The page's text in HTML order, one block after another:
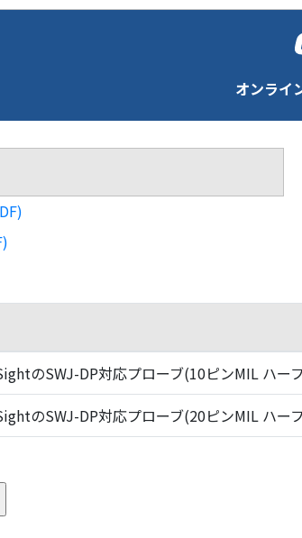
オンライ
のSWJ-DP対応プローブ(10ピンMIL ハー
のSWJ-DP対応プローブ(20ピンMIL ハー